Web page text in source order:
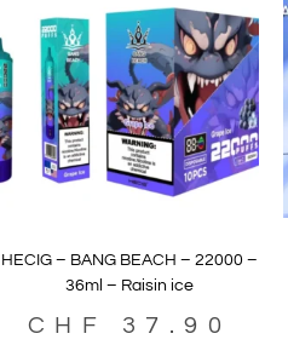
HECIG – BANG BEACH – 22000 –
36ml – Raisin ice
CHF 37.90